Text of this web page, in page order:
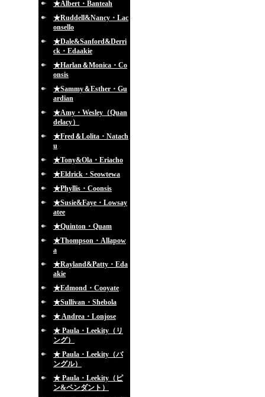
★Albert・Banteah
★Ruddell&Nancy・Lac
onsello
★Dale&Sanford&Derri
ck・Edaakie
★Harlan＆Monica・Co
onsis
★Sammy＆Esther・Gu
ardian
★Amy・Wesley（Quan
delacy）
★Fred＆Lolita・Natach
u
★Tony&Ola・Eriacho
★Eldrick・Seowtewa
★Phyllis・Coonsis
★Susie&Faye・Lowsay
atee
★Quinton・Quam
★Thompson・Allapow
a
★Rayland&Patty・Eda
akie
★Edmond・Cooyate
★Sullivan・Shebola
★ Andrea・Lonjose
★ Paula・Leekity（リ
ング）
★ Paula・Leekity（バ
ングル）
★ Paula・Leekity（ピ
ン&ペンダント）